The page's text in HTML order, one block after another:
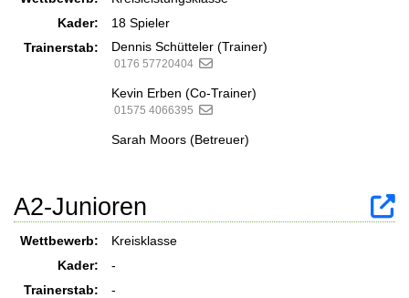
Kader:
18 Spieler
Trainerstab:
Dennis Schütteler (Trainer)
0176 57720404
Kevin Erben (Co-Trainer)
01575 4066395
Sarah Moors (Betreuer)
A2-Junioren
Wettbewerb:
Kreisklasse
Kader:
-
Trainerstab:
-